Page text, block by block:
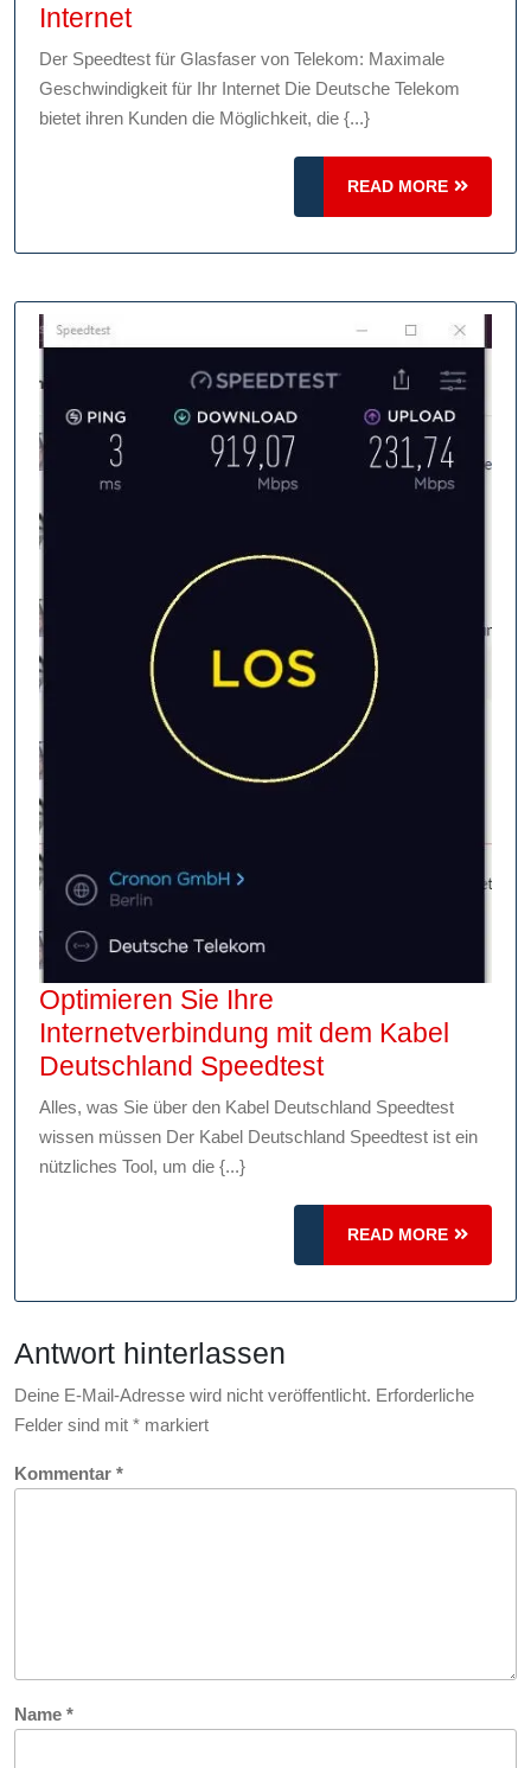
InternetTelekom
Glasfaser
Speedtest:
Maximale
Geschwindigkeit
Internet
Der Speedtest für Glasfaser von Telekom: Maximale
Geschwindigkeit für Ihr Internet Die Deutsche Telekom
bietet ihren Kunden die Möglichkeit, die {...}
READ MORE
READ
MORE
Optimieren Sie Ihre
Internetverbindung mit dem Kabel
Deutschland SpeedtestOptimieren
Sie
Ihre
mit
dem
Kabel
Deutschland
Alles, was Sie über den Kabel Deutschland Speedtest
wissen müssen Der Kabel Deutschland Speedtest ist ein
nützliches Tool, um die {...}
READ MORE
READ
MORE
Antwort hinterlassen
Deine E-Mail-Adresse wird nicht veröffentlicht. Erforderliche
Felder sind mit * markiert
Kommentar *
Name *